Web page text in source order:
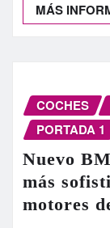
MÁS
COCHES
PORTADA 1
Nuevo
más
motores